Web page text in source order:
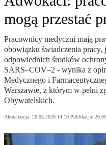
mogą przestać
Pracownicy medyczni mają
obowiązku świadczenia
odpowiednich środków
SARS–COV–2 - wynika z
Medycznego i
Warszawie, z którym w pełni
Obywatelskich.
Aktualizacja: 26.05.2020 14:10 Publikacja: